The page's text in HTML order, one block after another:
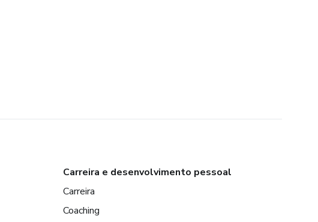
Carreira e desenvolvimento pessoal
Carreira
Coaching